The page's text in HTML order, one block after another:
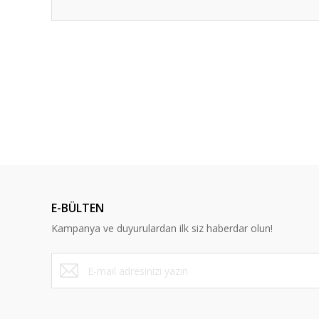
E-BÜLTEN
Kampanya ve duyurulardan ilk siz haberdar olun!